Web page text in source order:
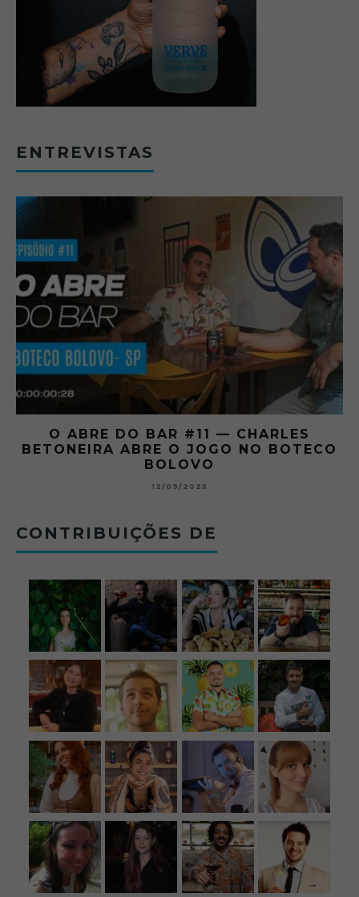
ENTREVISTAS
O ABRE DO BAR #11 — CHARLES
BETONEIRA ABRE O JOGO NO BOTECO
BOLOVO
12/09/2025
CONTRIBUIÇÕES DE